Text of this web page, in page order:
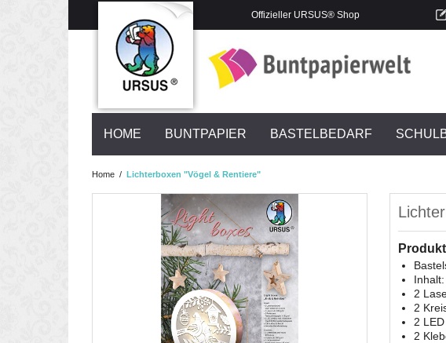
Offizieller URSUS® Shop
HOME BUNTPAPIER BASTELBEDARF
Home / Lichterboxen "Vögel & Rentiere"
2
2
2
2